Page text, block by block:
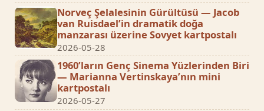
Norveç Şelalesinin Gürültüsü — Jacob
van Ruisdael’in dramatik doğa
manzarası üzerine Sovyet kartpostalı
2026-05-28
1960’ların Genç Sinema Yüzlerinden Biri
— Marianna Vertinskaya’nın mini
kartpostalı
2026-05-27